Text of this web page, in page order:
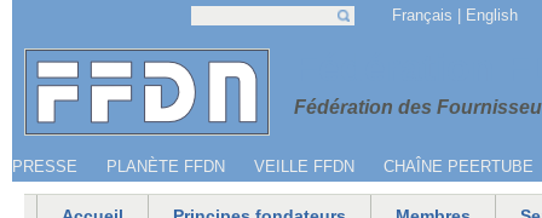
Jump to navigation
Fédération des
Menu secondaire
PRESSE PLANÈTE FFDN VEILLE FFDN CHAÎNE PEERTUBE
Français English